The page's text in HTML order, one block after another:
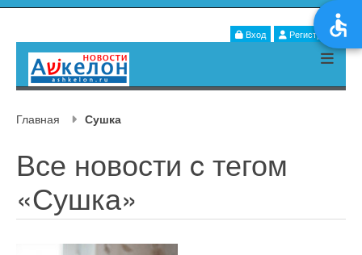
Вход Регистрация
Главная Сушка
Все новости c тегом
«Сушка»